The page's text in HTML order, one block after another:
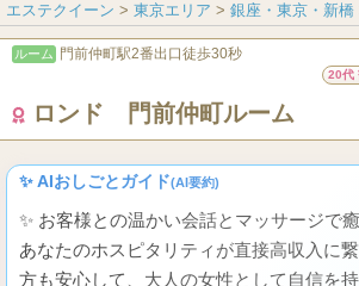
エステクイーン > 東京エリア > 銀座・東京・新橋
ルーム 門前仲町駅2番出口徒歩30秒
20代
ロンド 門前仲町ルーム
✨ AIおしごとガイド(AI要約)
✨ お客様との温かい会話とマッサージで
あなたのホスピタリティが直接高収入に
方も安心して、大人の女性として自信を